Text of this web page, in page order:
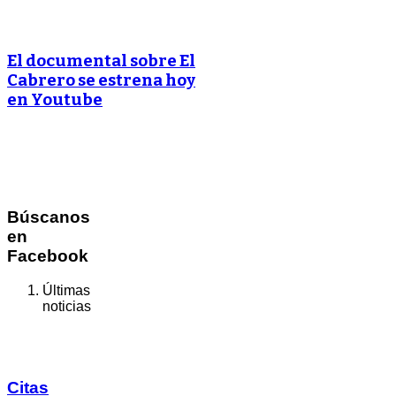
El documental sobre El
Cabrero se estrena hoy
en Youtube
Búscanos
en
Facebook
Últimas
noticias
Citas